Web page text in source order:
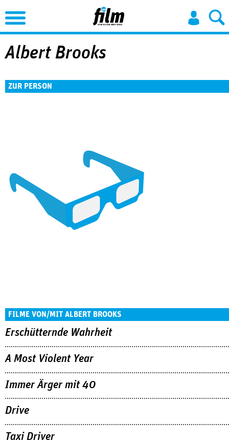
Jump to Navigation
Albert Brooks
ZUR PERSON
FILME VON/MIT ALBERT BROOKS
Erschütternde Wahrheit
A Most Violent Year
Immer Ärger mit 40
Drive
Taxi Driver